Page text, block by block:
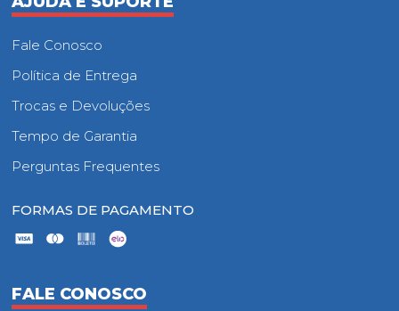
Fale Conosco
Política de Entrega
Trocas e Devoluções
Tempo de Garantia
Perguntas Frequentes
FORMAS DE PAGAMENTO
FALE CONOSCO